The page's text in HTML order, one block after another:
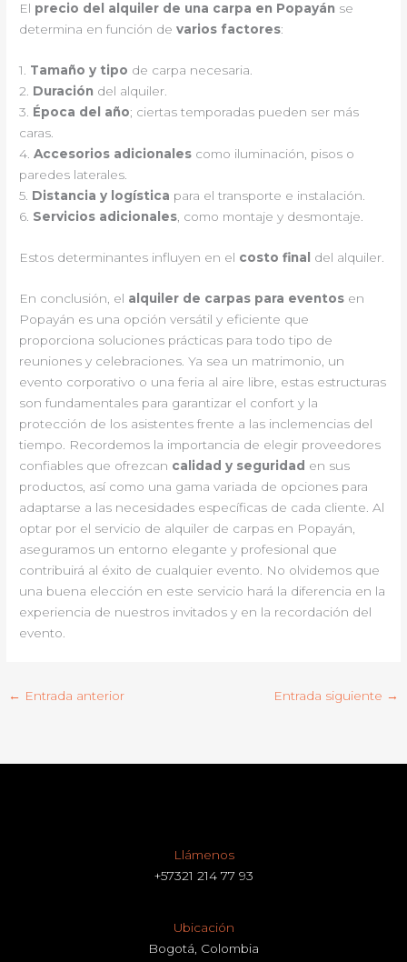
El precio del alquiler de una carpa en Popayán se
determina en función devarios factores:
1. Tamaño y tipo de carpa necesaria.
2. Duración del alquiler.
3. Época del año; ciertas temporadas pueden ser más
caras.
4.Accesorios adicionales como iluminación, pisos o
paredes laterales.
5. Distancia y logística para el transporte e instalación.
6. Servicios adicionales , como montaje y desmontaje.
Estos determinantes influyen en el costo final del alquiler.
En conclusión, el alquiler de carpas para eventos en
Popayán es una opción versátil y eficiente que
proporciona soluciones prácticas para todo tipo de
reuniones y celebraciones. Ya sea un matrimonio, un
evento corporativo o una feria al aire libre, estas estructuras
son fundamentales para garantizar el confort y la
protección de los asistentes frente a las inclemencias del
tiempo. Recordemos la importancia de elegir proveedores
confiables que ofrezcan calidad y seguridad en sus
productos, así como una gama variada de opciones para
adaptarse a las necesidades específicas de cada cliente. Al
optar por el servicio de alquiler de carpas en Popayán,
aseguramos un entorno elegante y profesional que
contribuirá al éxito de cualquier evento. No olvidemos que
una buena elección en este servicio hará la diferencia en la
experiencia de nuestros invitados y en la recordación del
evento.
← Entrada anterior Entrada siguiente →
Llámenos
+57321 214 77 93
Ubicación
Bogotá, Colombia